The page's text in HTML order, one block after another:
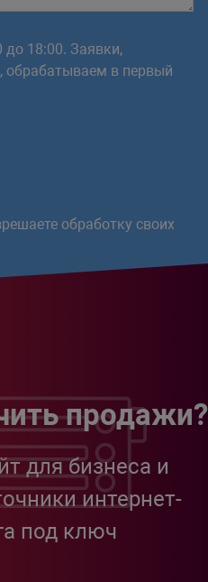
до 18:00. Заявки,
обрабатываем в первый
обработку своих
продажи?
для бизнеса и
интернет-
под ключ